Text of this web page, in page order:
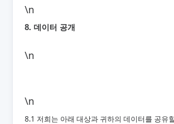
\n
8. 데이터 공개
\n
\n
8.1 저희는 아래 대상과 귀하의 데이터를 공유